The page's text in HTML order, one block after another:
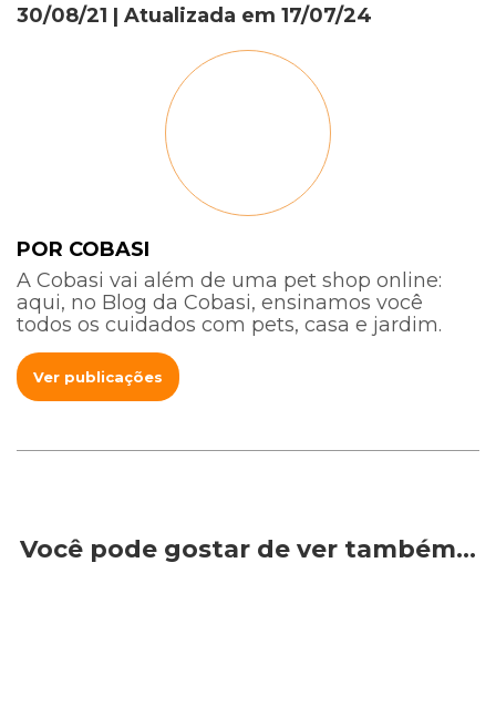
30/08/21 | Atualizada em 17/07/24
POR COBASI
A Cobasi vai além de uma pet shop online:
aqui, no Blog da Cobasi, ensinamos você
todos os cuidados com pets, casa e jardim.
Ver publicações
Você pode gostar de ver também…